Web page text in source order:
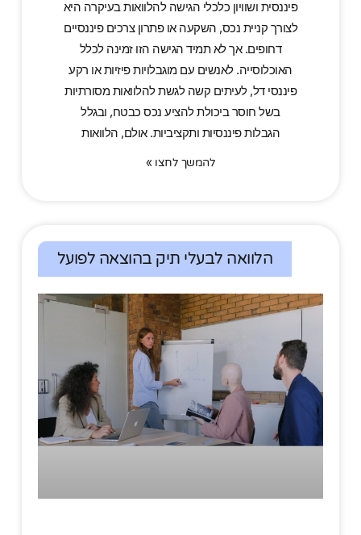
פיננסית ושוויון כלכלי הגישה להלוואות בעיקרה היא
לצורך קניית נכס, השקעה או פתרון צרכים פיננסיים
דחופים. אך לא תמיד הגישה הזו זמינה לכלל
האוכלוסייה. לאנשים עם מוגבלויות פיזיות או רקע
פיננסי דל, לעיתים קשה לגשת להלוואות מסורתיות
בשל חוסר ביכולת להציע נכס כבטח, ובגלל
הגבלות פיננסיות ותקציביות. אולם, הלוואות
להמשך לחצו »
הלוואה לבעלי תיק בהוצאה לפועל